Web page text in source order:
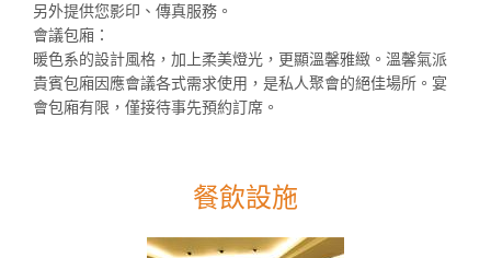
另外提供您影印、傳真服務。
會議包廂：
暖色系的設計風格，加上柔美燈光，更顯溫馨雅緻。溫馨氣派
貴賓包廂因應會議各式需求使用，是私人聚會的絕佳場所。宴
會包廂有限，僅接待事先預約訂席。
餐飲設施